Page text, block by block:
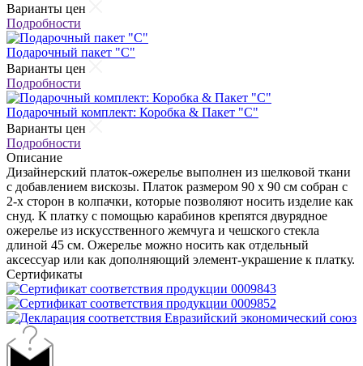
Варианты цен
Подробности
Подарочный пакет "С"
Варианты цен
Подробности
Подарочный комплект: Коробка & Пакет "С"
Варианты цен
Подробности
Описание
Дизайнерский платок-ожерелье выполнен из шелковой ткани
с добавлением вискозы. Платок размером 90 х 90 см собран с
2-х сторон в колпачки, которые позволяют носить изделие как
снуд. К платку с помощью карабинов крепятся двурядное
ожерелье из искусственного жемчуга и чешского стекла
длиной 45 см. Ожерелье можно носить как отдельный
аксессуар или как дополняющий элемент-украшение к платку.
Сертификаты